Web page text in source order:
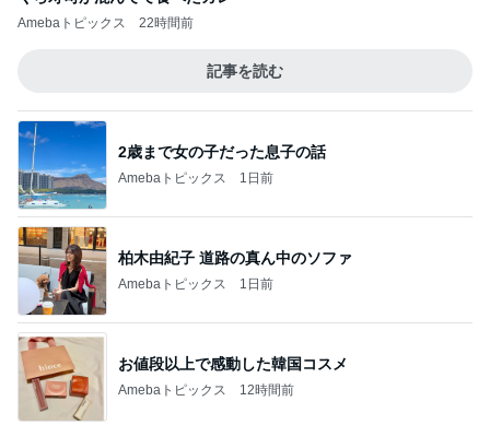
Amebaトピックス 22時間前
記事を読む
2歳まで女の子だった息子の話
Amebaトピックス 1日前
柏木由紀子 道路の真ん中のソファ
Amebaトピックス 1日前
お値段以上で感動した韓国コスメ
Amebaトピックス 12時間前